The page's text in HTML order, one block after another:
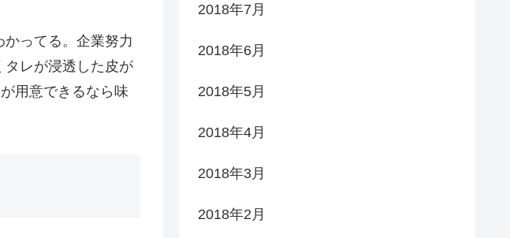
ってる。企業努力
タレが浸透した皮が
用意できるなら味
2018年7月
2018年6月
2018年5月
2018年4月
2018年3月
2018年2月